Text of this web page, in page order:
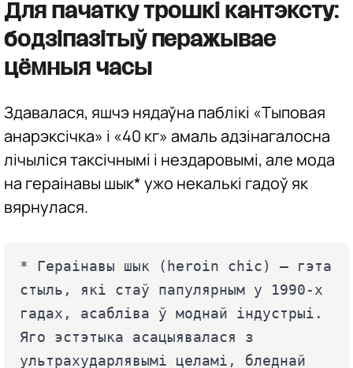
Для пачатку трошкі кантэксту:
бодзіпазітыў перажывае
цёмныя часы
Здавалася, яшчэ нядаўна паблікі «Тыповая
анарэксічка» і «40 кг» амаль адзінагалосна
лічыліся таксічнымі і нездаровымі, але мода
на гераінавы шык* ужо некалькі гадоў як
вярнулася.
* Гераінавы шык (heroin chic) — гэта
стыль, які стаў папулярным у 1990-х
гадах, асабліва ў моднай індустрыі.
Яго эстэтыка асацыявалася з
ультрахударлявымі целамі, бледнай